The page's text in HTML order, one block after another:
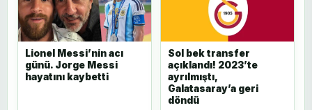
Lionel Messi’nin acı
günü. Jorge Messi
hayatını kaybetti
Sol bek transfer
açıklandı! 2023’te
ayrılmıştı,
Galatasaray’a geri
döndü